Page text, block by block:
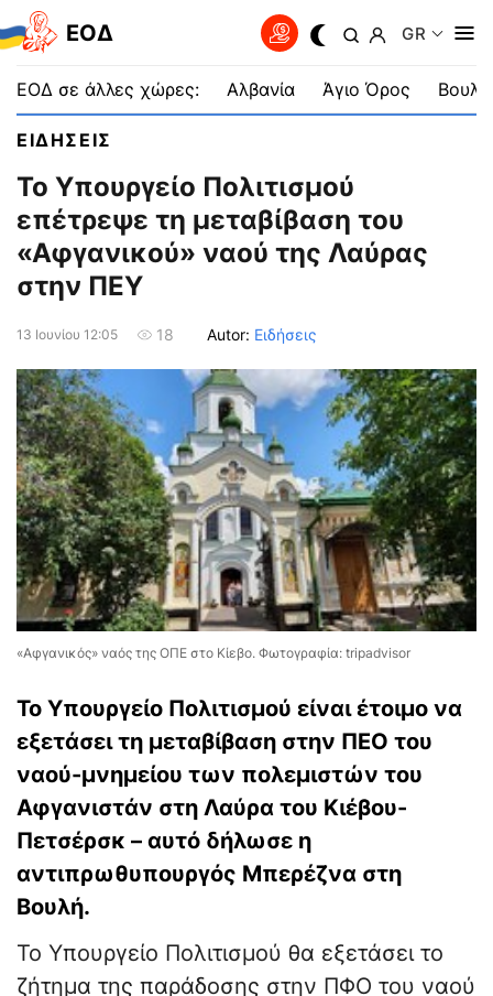
EOΔ GR
ΕΟΔ σε άλλες χώρες: Αλβανία Άγιο Όρος
ΕΙΔΗΣΕΙΣ
Το Υπουργείο Πολιτισμού
επέτρεψε τη μεταβίβαση του
«Αφγανικού» ναού της Λαύρας
στην ΠΕΥ
13 Ιουνίου 12:05 18 Autor: Ειδήσεις
«Αφγανικός» ναός της ΟΠΕ στο Κίεβο. Φωτογραφία: tripadvisor
Το Υπουργείο Πολιτισμού είναι έτοιμο να
εξετάσει τη μεταβίβαση στην ΠΕΟ του
ναού-μνημείου των πολεμιστών του
Αφγανιστάν στη Λαύρα του Κιέβου-
Πετσέρσκ – αυτό δήλωσε η
αντιπρωθυπουργός Μπερέζνα στη
Βουλή.
Το Υπουργείο Πολιτισμού θα εξετάσει το
ζήτημα της παράδοσης στην ΠΦΟ του ναού